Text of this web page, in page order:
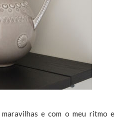
e com o meu ritmo e